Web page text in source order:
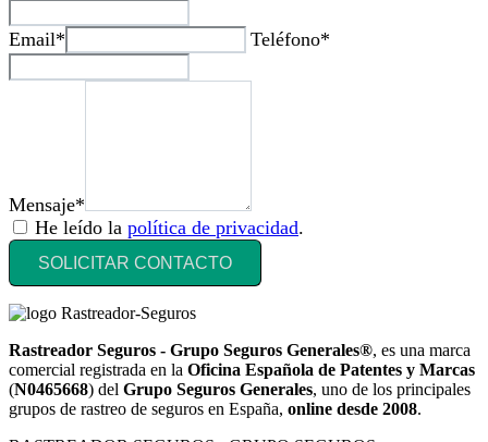
Email* Teléfono*
Mensaje*
He leído la política de privacidad.
SOLICITAR CONTACTO
Rastreador Seguros - Grupo Seguros Generales®, es una marca
comercial registrada en la Oficina Española de Patentes y Marcas
(N0465668) del Grupo Seguros Generales, uno de los principales
grupos de rastreo de seguros en España, online desde 2008.